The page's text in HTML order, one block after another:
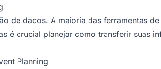
de dados. A maioria das ferramentas
é crucial planejar como transferir suas
Planning